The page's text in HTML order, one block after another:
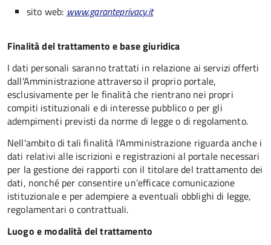
sito web: www.garanteprivacy.it
Finalità del trattamento e base giuridica
I dati personali saranno trattati in relazione ai servizi offerti
dall'Amministrazione attraverso il proprio portale,
esclusivamente per le finalità che rientrano nei propri
compiti istituzionali e di interesse pubblico o per gli
adempimenti previsti da norme di legge o di regolamento.
Nell'ambito di tali finalità l'Amministrazione riguarda anche i
dati relativi alle iscrizioni e registrazioni al portale necessari
per la gestione dei rapporti con il titolare del trattamento dei
dati, nonché per consentire un’efficace comunicazione
istituzionale e per adempiere a eventuali obblighi di legge,
regolamentari o contrattuali.
Luogo e modalità del trattamento